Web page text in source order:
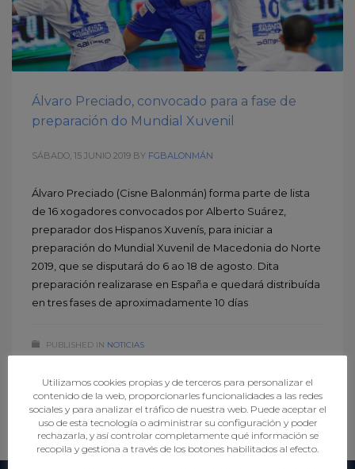
Álvaro Preciado, convocado para a fase de
preparación do Mundial Xuvenil
SÁBADO, 15 JUNIO 2019 BY FGBALONMÁN
Álvaro Preciado (Cisne Balonmán) forma parte de lista
de 16 xogadores convocados por Alberto Suárez,
preparador dos Hispanos Xuvenís, para iniciar a
preparación do Mundial Xuvenil de Macedonia do Norte
2019, que se disputará do 6 ao 18 de agosto. Dita
preparación realizarase en España e quedará distribuída
en tres fases de aproximadamente 10 días
PUBLISHED IN NOTICIAS
XUVENIL
Utilizamos cookies propias y de terceros para personalizar el
contenido de la web, proporcionarles funcionalidades a las redes
sociales y para analizar el tráfico de nuestra web. Puede aceptar el
uso de esta tecnología o administrar su configuración y poder
rechazarla, y así controlar completamente qué información se
recopila y gestiona a través de los botones habilitados al efecto.